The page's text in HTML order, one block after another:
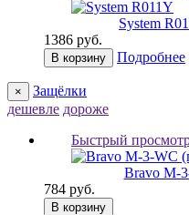
System
1386 руб.
В корзину Подробнее
×
Защёлки
дешевле дороже
Быстрый
Bravo M-
784 руб.
В корзину